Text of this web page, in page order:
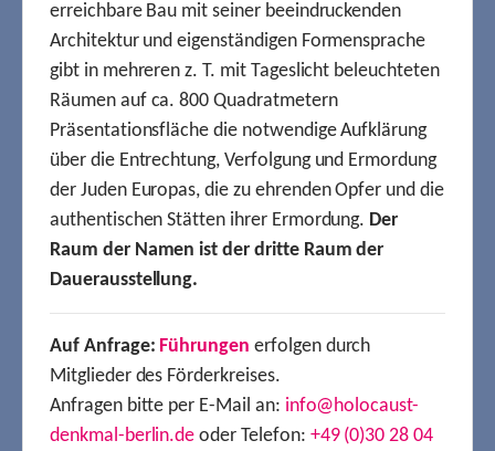
erreichbare Bau mit seiner beeindruckenden
Architektur und eigenständigen Formensprache
gibt in mehreren z. T. mit Tageslicht beleuchteten
Räumen auf ca. 800 Quadratmetern
Präsentationsfläche die notwendige Aufklärung
über die Entrechtung, Verfolgung und Ermordung
der Juden Europas, die zu ehrenden Opfer und die
authentischen Stätten ihrer Ermordung. Der
Raum der Namen ist der dritte Raum der
Dauerausstellung.
Auf Anfrage: Führungen erfolgen durch
Mitglieder des Förderkreises.
Anfragen bitte per E-Mail an: info@holocaust-
denkmal-berlin.de oder Telefon: +49 (0)30 28 04